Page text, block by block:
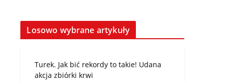
Losowo wybrane artykuły
Turek. Jak bić rekordy to takie! Udana
akcja zbiórki krwi